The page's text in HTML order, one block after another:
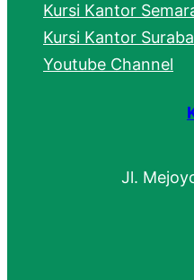
Kursi Kantor
Kursi Kantor
Youtube Channel
Jl.